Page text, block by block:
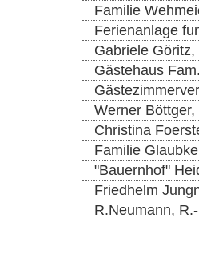
Familie
Ferienanlage
Gabriele
Gästehaus
Werner
Christina
Familie
"Bauernhof"
Friedhelm
R.Neumann,